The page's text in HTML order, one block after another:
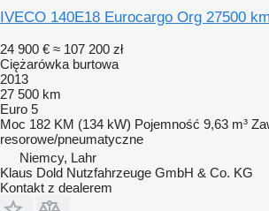
IVECO 140E18 Eurocargo Org 27500
24 900 € ≈ 107 200 zł
Ciężarówka burtowa
2013
27 500 km
Euro 5
Moc 182 KM (134 kW) Pojemność 9,63 m³
resorowe/pneumatyczne
Niemcy, Lahr
Klaus Dold Nutzfahrzeuge GmbH & Co. KG
Kontakt z dealerem